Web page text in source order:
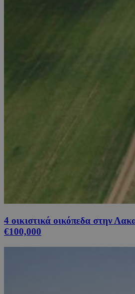
4 οικιστικά οικόπεδα στην
€100,000